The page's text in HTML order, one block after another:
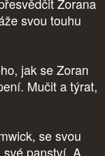
Zorana
svou touhu
jak se Zoran
Mučit a týrat,
se svou
panství. A